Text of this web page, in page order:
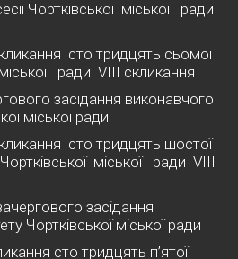
Чортківської міської ради
сто тридцять сьомої
ради VІІІ скликання
засідання виконавчого
міської ради
сто тридцять шостої
міської ради VІІІ
засідання
Чортківської міської ради
сто тридцять п’ятої